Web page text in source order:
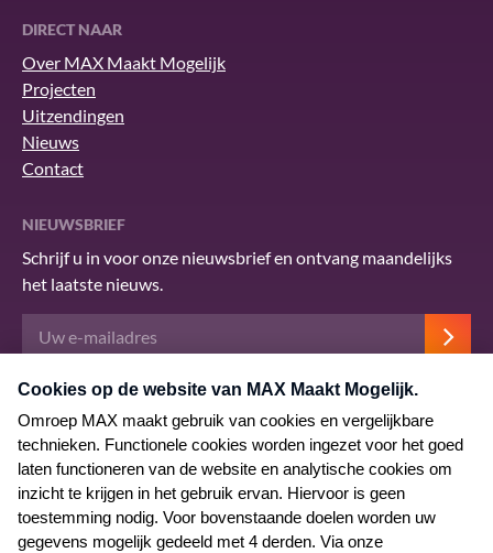
DIRECT NAAR
Over MAX Maakt Mogelijk
Projecten
Uitzendingen
Nieuws
Contact
NIEUWSBRIEF
Schrijf u in voor onze nieuwsbrief en ontvang maandelijks
het laatste nieuws.
Deze site wordt beschermd door reCAPTCHA en het Googleprivacybeleid.
servicevoorwaarden
© 2026 MAX Maakt Mogelijk